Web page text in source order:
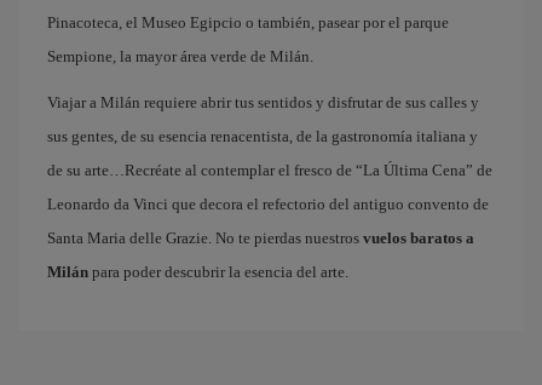
Pinacoteca, el Museo Egipcio o también, pasear por el parque
Sempione, la mayor área verde de Milán.
Viajar a Milán requiere abrir tus sentidos y disfrutar de sus calles y
sus gentes, de su esencia renacentista, de la gastronomía italiana y
de su arte…Recréate al contemplar el fresco de “La Última Cena” de
Leonardo da Vinci que decora el refectorio del antiguo convento de
Santa Maria delle Grazie. No te pierdas nuestros vuelos baratos a
Milán para poder descubrir la esencia del arte.